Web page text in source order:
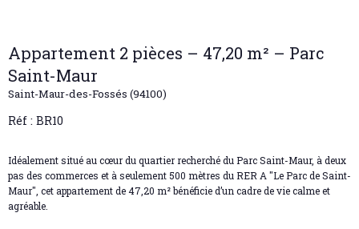
Appartement 2 pièces – 47,20 m² – Parc
Saint-Maur
Saint-Maur-des-Fossés (94100)
Réf : BR10
Idéalement situé au cœur du quartier recherché du Parc Saint-Maur, à deux
pas des commerces et à seulement 500 mètres du RER A "Le Parc de Saint-
Maur", cet appartement de 47,20 m² bénéficie d’un cadre de vie calme et
agréable.